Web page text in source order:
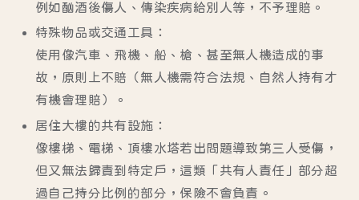
例如酗酒後傷人、傳染疾病給別人等，不予理賠。
特殊物品或交通工具：
使用像汽車、飛機、船、槍、甚至無人機造成的事
故，原則上不賠（無人機需符合法規、自然人持有才
有機會理賠）。
居住大樓的共有設施：
像樓梯、電梯、頂樓水塔若出問題導致第三人受傷，
但又無法歸責到特定戶，這類「共有人責任」部分超
過自己持分比例的部分，保險不會負責。